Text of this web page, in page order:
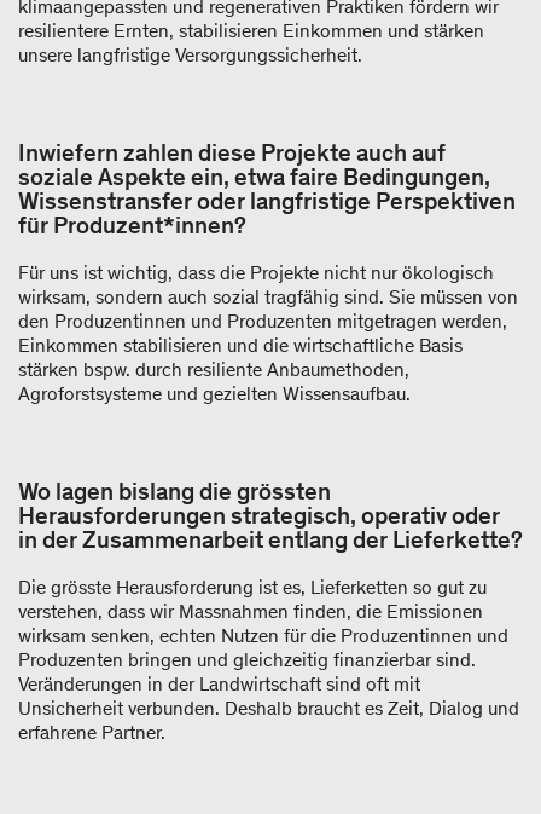
klimaangepassten und regenerativen Praktiken fördern wir
resilientere Ernten, stabilisieren Einkommen und stärken
unsere langfristige Versorgungssicherheit.
Inwiefern zahlen diese Projekte auch auf
soziale Aspekte ein, etwa faire Bedingungen,
Wissenstransfer oder langfristige Perspektiven
für Produzent*innen?
Für uns ist wichtig, dass die Projekte nicht nur ökologisch
wirksam, sondern auch sozial tragfähig sind. Sie müssen von
den Produzentinnen und Produzenten mitgetragen werden,
Einkommen stabilisieren und die wirtschaftliche Basis
stärken bspw. durch resiliente Anbaumethoden,
Agroforstsysteme und gezielten Wissensaufbau.
Wo lagen bislang die grössten
Herausforderungen strategisch, operativ oder
in der Zusammenarbeit entlang der Lieferkette?
Die grösste Herausforderung ist es, Lieferketten so gut zu
verstehen, dass wir Massnahmen finden, die Emissionen
wirksam senken, echten Nutzen für die Produzentinnen und
Produzenten bringen und gleichzeitig finanzierbar sind.
Veränderungen in der Landwirtschaft sind oft mit
Unsicherheit verbunden. Deshalb braucht es Zeit, Dialog und
erfahrene Partner.